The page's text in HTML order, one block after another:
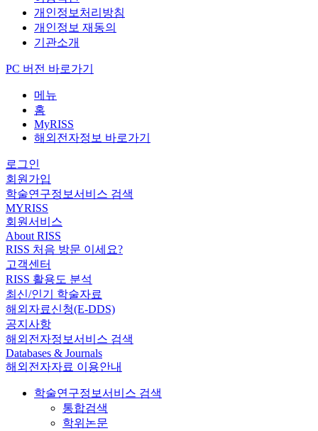
개인정보처리방침
개인정보 재동의
기관소개
PC 버전 바로가기
메뉴
홈
MyRISS
해외전자정보 바로가기
로그인
회원가입
학술연구정보서비스 검색
MYRISS
회원서비스
About RISS
RISS 처음 방문 이세요?
고객센터
RISS 활용도 분석
최신/인기 학술자료
해외자료신청(E-DDS)
공지사항
해외전자정보서비스 검색
Databases & Journals
해외전자자료 이용안내
학술연구정보서비스 검색
통합검색
학위논문